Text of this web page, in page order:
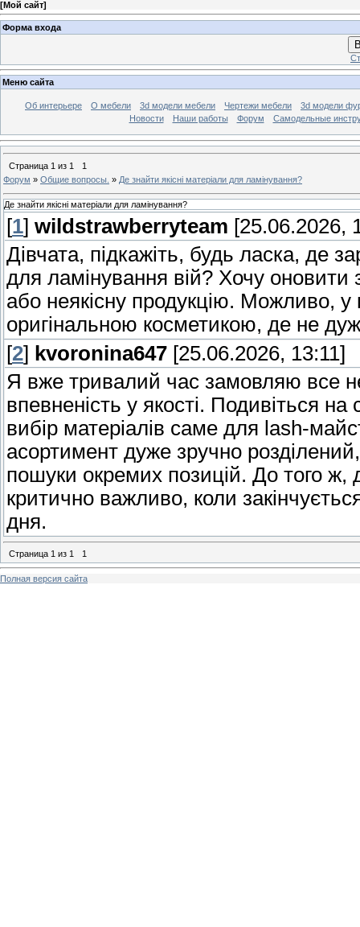
[Мой сайт]
Форма входа
Меню сайта
Об интерьере О мебели 3d модели мебели Чертежи мебели
3d модели
Новости
Наши работы Форум Самодельные
Страница 1 из 1
1
Форум » Общие вопросы. » Де знайти якісні матеріали для ламінування?
Де знайти якісні матеріали для ламінування?
[1] wildstrawberryteam [25.06.2026,
Дівчата, підкажіть, будь ласка, де
для ламінування вій? Хочу
або неякісну продукцію. Можливо, у
оригінальною косметикою, де не
[2] kvoronina647 [25.06.2026, 13:11]
Я вже тривалий час замовляю все
впевненість у якості. Подивіться на
вибір матеріалів саме для lash-
асортимент дуже зручно
пошуки окремих позицій. До того
критично важливо, коли
дня.
Страница 1 из 1 1
Полная версия сайта